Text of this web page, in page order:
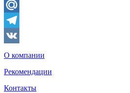
WhatsApp
Mail.Ru
Telegram
VK
О компании
Рекомендации
Контакты